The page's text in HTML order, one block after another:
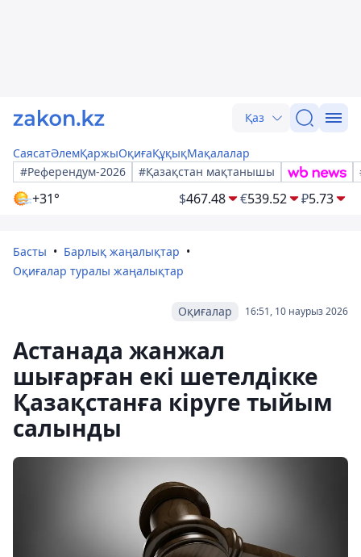
Қаз
СаясатӘлемҚаржыОқиғаҚұқықМақалалар
#Референдум-2026
#Қазақстан мақтанышы
+31° $467.48 €539.52 ₽5.73
Басты
Барлық жаңалықтар
Оқиғалар туралы жаңалықтар
16:51, 10 наурыз 2026
Оқиғалар
Астанада жанжал
шығарған екі шетелдікке
Қазақстанға кіруге тыйым
салынды